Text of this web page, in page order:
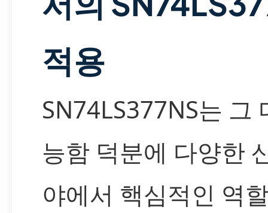
적용
SN74LS377NS는 그
능함 덕분에 다양한
야에서 핵심적인 역